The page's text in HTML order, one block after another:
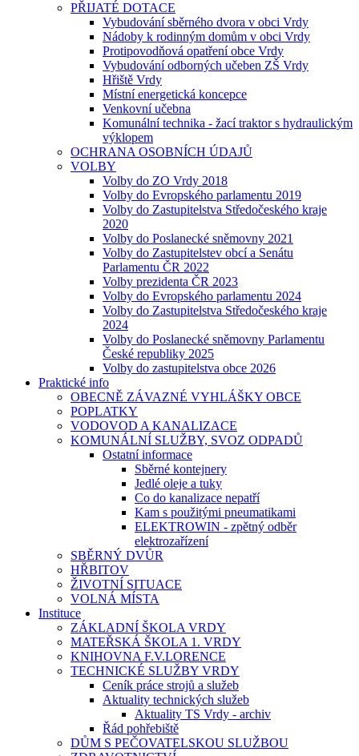
PŘIJATÉ DOTACE
Vybudování sběrného dvora v obci Vrdy
Nádoby k rodinným domům v obci Vrdy
Protipovodňová opatření obce Vrdy
Vybudování odborných učeben ZŠ Vrdy
Hřiště Vrdy
Místní energetická koncepce
Venkovní učebna
Komunální technika - žací traktor s hydraulickým
výklopem
OCHRANA OSOBNÍCH ÚDAJŮ
VOLBY
Volby do ZO Vrdy 2018
Volby do Evropského parlamentu 2019
Volby do Zastupitelstva Středočeského kraje
2020
Volby do Poslanecké sněmovny 2021
Volby do Zastupitelstev obcí a Senátu
Parlamentu ČR 2022
Volby prezidenta ČR 2023
Volby do Evropského parlamentu 2024
Volby do Zastupitelstva Středočeského kraje
2024
Volby do Poslanecké sněmovny Parlamentu
České republiky 2025
Volby do zastupitelstva obce 2026
Praktické info
OBECNĚ ZÁVAZNÉ VYHLÁŠKY OBCE
POPLATKY
VODOVOD A KANALIZACE
KOMUNÁLNÍ SLUŽBY, SVOZ ODPADŮ
Ostatní informace
Sběrné kontejnery
Jedlé oleje a tuky
Co do kanalizace nepatří
Kam s použitými pneumatikami
ELEKTROWIN - zpětný odběr
elektrozařízení
SBĚRNÝ DVŮR
HŘBITOV
ŽIVOTNÍ SITUACE
VOLNÁ MÍSTA
Instituce
ZÁKLADNÍ ŠKOLA VRDY
MATEŘSKÁ ŠKOLA 1. VRDY
KNIHOVNA F.V.LORENCE
TECHNICKÉ SLUŽBY VRDY
Ceník práce strojů a služeb
Aktuality technických služeb
Aktuality TS Vrdy - archiv
Řád pohřebiště
DŮM S PEČOVATELSKOU SLUŽBOU